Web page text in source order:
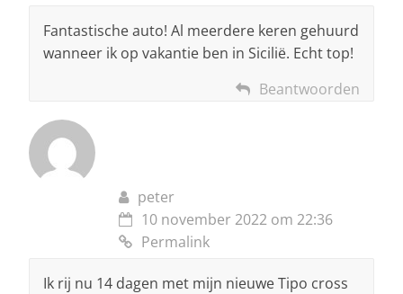
Fantastische auto! Al meerdere keren gehuurd
wanneer ik op vakantie ben in Sicilië. Echt top!
Beantwoorden
peter
10 november 2022 om 22:36
Permalink
Ik rij nu 14 dagen met mijn nieuwe Tipo cross